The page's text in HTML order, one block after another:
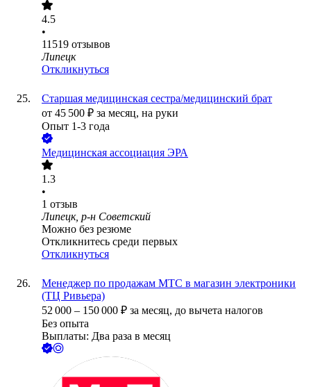
4.5
•
11519 отзывов
Липецк
Откликнуться
Старшая медицинская сестра/медицинский брат
от 45 500 ₽ за месяц, на руки
Опыт 1-3 года
Медицинская ассоциация ЭРА
1.3
•
1 отзыв
Липецк, р-н Советский
Можно без резюме
Откликнитесь среди первых
Откликнуться
Менеджер по продажам МТС в магазин электроники
(ТЦ Ривьера)
52 000 – 150 000 ₽ за месяц, до вычета налогов
Без опыта
Выплаты: Два раза в месяц